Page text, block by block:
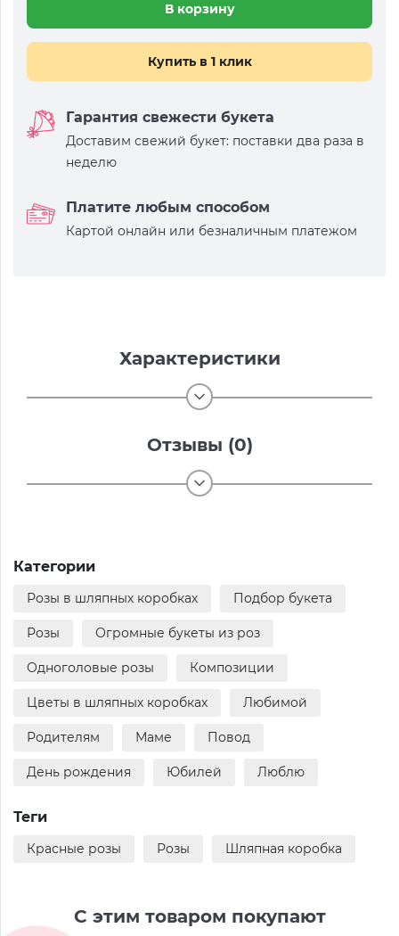
В корзину
Купить в 1 клик
Гарантия свежести букета
Доставим свежий букет: поставки два раза в
неделю
Платите любым способом
Картой онлайн или безналичным платежом
Характеристики
Отзывы (0)
Категории
Розы в шляпных коробках Подбор букета
Розы Огромные букеты из роз
Одноголовые розы Композиции
Цветы в шляпных коробках Любимой
Родителям Маме Повод
День рождения Юбилей Люблю
Теги
Красные розы Розы Шляпная коробка
С этим товаром покупают